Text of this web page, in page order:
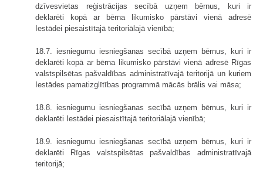
dzīvesvietas reģistrācijas secībā uzņem bērnus, kuri ir
deklarēti kopā ar bērna likumisko pārstāvi vienā adresē
Iestādei piesaistītajā teritoriālajā vienībā;
18.7. iesniegumu iesniegšanas secībā uzņem bērnus, kuri ir
deklarēti kopā ar bērna likumisko pārstāvi vienā adresē Rīgas
valstspilsētas pašvaldības administratīvajā teritorijā un kuriem
Iestādes pamatizglītības programmā mācās brālis vai māsa;
18.8. iesniegumu iesniegšanas secībā uzņem bērnus, kuri ir
deklarēti Iestādei piesaistītajā teritoriālajā vienībā;
18.9. iesniegumu iesniegšanas secībā uzņem bērnus, kuri ir
deklarēti Rīgas valstspilsētas pašvaldības administratīvajā
teritorijā;